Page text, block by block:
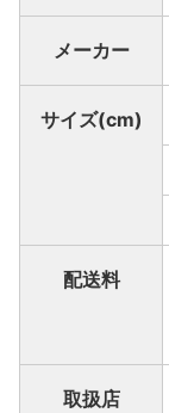
メーカー
サイズ(cm)
配送料
取扱店